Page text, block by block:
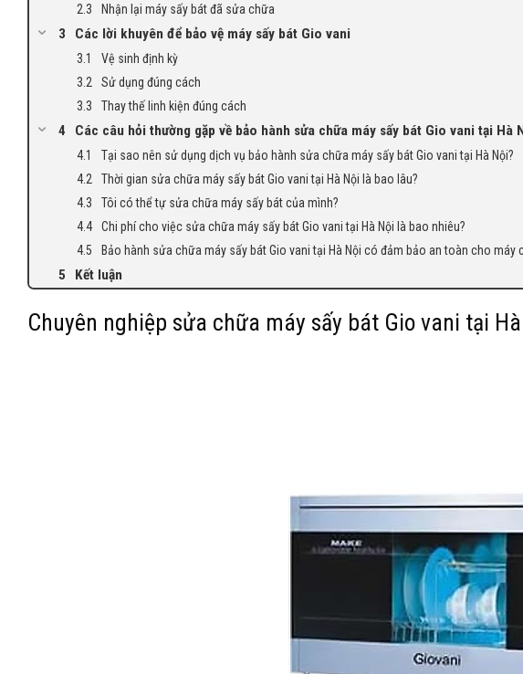
Nhận lại máy sấy bát đã sửa chữa
Các lời khuyên để bảo vệ máy sấy bát Gio vani
Vệ sinh định kỳ
Sử dụng đúng cách
Thay thế linh kiện đúng cách
Các câu hỏi thường gặp về bảo hành sửa chữa máy sấy bát Gio vani tại Hà
Tại sao nên sử dụng dịch vụ bảo hành sửa chữa máy sấy bát Gio vani tại Hà Nội?
Thời gian sửa chữa máy sấy bát Gio vani tại Hà Nội là bao lâu?
Tôi có thể tự sửa chữa máy sấy bát của mình?
Chi phí cho việc sửa chữa máy sấy bát Gio vani tại Hà Nội là bao nhiêu?
Bảo hành sửa chữa máy sấy bát Gio vani tại Hà Nội có đảm bảo an toàn cho máy
Kết luận
Chuyên nghiệp sửa chữa máy sấy bát Gio vani tại